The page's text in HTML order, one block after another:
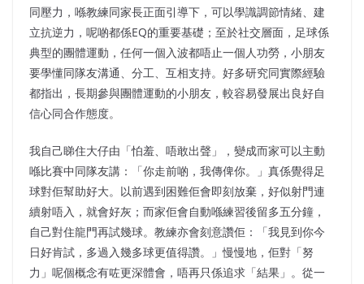
同壓力，喺教練同家長正面引導下，可以學識調節情緒、建
立抗逆力，呢啲都係EQ的重要基礎；至於社交層面，足球係
典型的團體運動，任何一個入波都唔止一個人功勞，小朋友
要學懂同隊友溝通、分工、互相支持。好多研究同實際經驗
都指出，長期參與團體運動的小朋友，較容易發展出良好自
信心同合作態度。
我自己睇住大仔由「怕羞、唔敢出聲」，變成而家可以主動
喺比賽中同隊友講：「你走前啲，我傳俾你。」真係覺得足
球對佢幫助好大。以前遇到困難佢會即刻放棄，好似射門連
續射唔入，就會好灰；而家佢會自動喺練習後留多五分鐘，
自己對住龍門再試幾球。教練亦會刻意讚佢：「我見到你今
日好肯試，多過入幾多球更值得讚。」慢慢地，佢對「努
力」呢個概念有咗更深體會，唔再只係追求「結果」。從一